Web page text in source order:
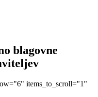
blagovne
items_to_scroll="1"